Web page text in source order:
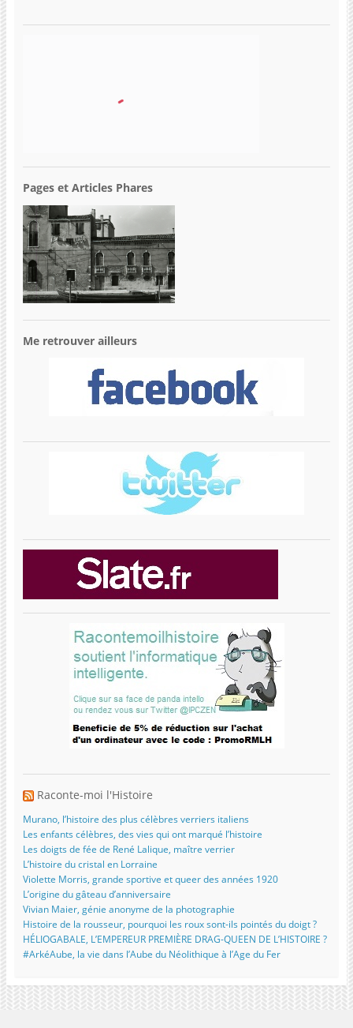
Pages et Articles Phares
Me retrouver ailleurs
Raconte-moi l'Histoire
Murano, l’histoire des plus célèbres verriers italiens
Les enfants célèbres, des vies qui ont marqué l’histoire
Les doigts de fée de René Lalique, maître verrier
L’histoire du cristal en Lorraine
Violette Morris, grande sportive et queer des années 1920
L’origine du gâteau d’anniversaire
Vivian Maier, génie anonyme de la photographie
Histoire de la rousseur, pourquoi les roux sont-ils pointés du doigt ?
HÉLIOGABALE, L’EMPEREUR PREMIÈRE DRAG-QUEEN DE L’HISTOIRE ?
#ArkéAube, la vie dans l’Aube du Néolithique à l’Age du Fer